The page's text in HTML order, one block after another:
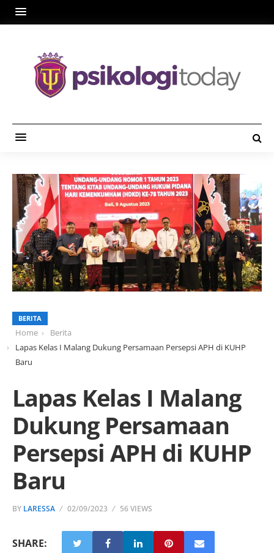
BERITA
Home
Berita
Lapas Kelas I Malang Dukung Persamaan Persepsi APH di KUHP
Baru
Lapas Kelas I Malang
Dukung Persamaan
Persepsi APH di KUHP
Baru
BY LARESSA 02/09/2023 56 VIEWS
SHARE: